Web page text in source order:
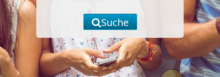
Suche